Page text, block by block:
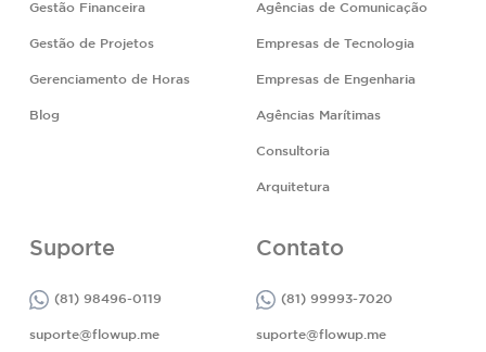
Gestão Financeira
Gestão de Projetos
Gerenciamento de Horas
Blog
Agências de Comunicação
Empresas de Tecnologia
Empresas de Engenharia
Agências Marítimas
Consultoria
Arquitetura
Suporte
(81) 98496-0119
suporte@flowup.me
Contato
(81) 99993-7020
suporte@flowup.me